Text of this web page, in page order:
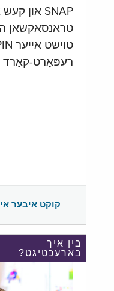
SNAP און קעש אקאונט
טראנסאקשאן
טוישט אייער PIN
רעפּאָרט-קאַרד
קוקט איבער
בין איך
בארעכטיגט?